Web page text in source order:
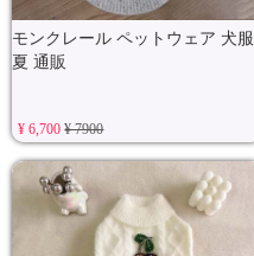
モンクレール ペットウェア 犬服
夏 通販
¥ 6,700¥ 7900